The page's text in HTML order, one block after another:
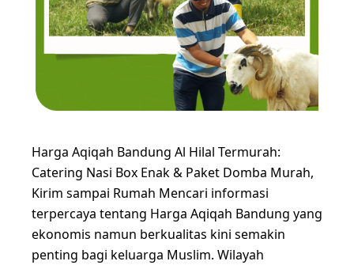
Harga Aqiqah Bandung Al Hilal Termurah:
Catering Nasi Box Enak & Paket Domba Murah,
Kirim sampai Rumah Mencari informasi
terpercaya tentang Harga Aqiqah Bandung yang
ekonomis namun berkualitas kini semakin
penting bagi keluarga Muslim. Wilayah